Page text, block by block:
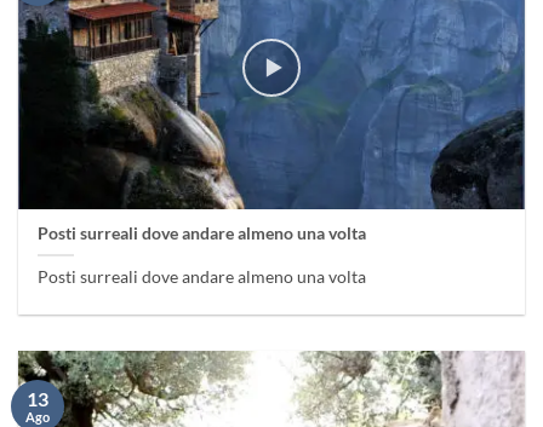
Posti surreali dove andare almeno una volta
Posti surreali dove andare almeno una volta
13
Ago